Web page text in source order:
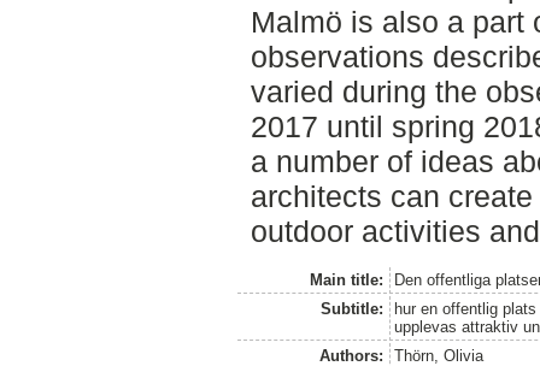
Malmö is also a part
observations
varied during the
2017 until spring
a number of ideas
architects can
outdoor activities
Main title:
Den offentliga
Subtitle:
hur en offentlig
upplevas attraktiv
Authors:
Thörn, Olivia